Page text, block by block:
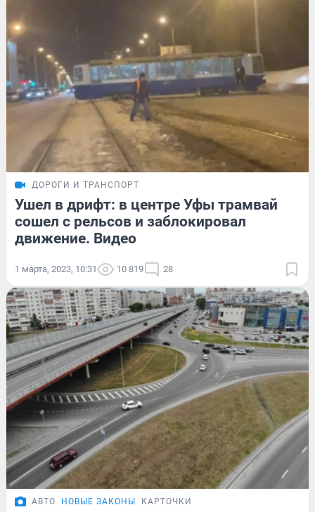
ДОРОГИ И ТРАНСПОРТ
Ушел в дрифт: в центре Уфы трамвай
сошел с рельсов и заблокировал
движение. Видео
1 марта, 2023, 10:31 10 819 28
АВТО НОВЫЕ ЗАКОНЫ КАРТОЧКИ